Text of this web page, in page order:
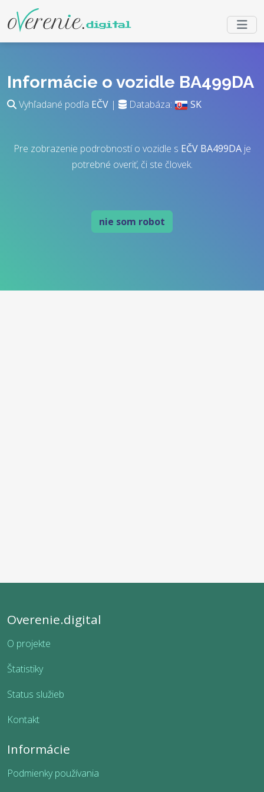
Informácie o vozidle BA499DA
Vyhľadané podľa EČV | Databáza: SK
Pre zobrazenie podrobností o vozidle s EČV BA499DAje
potrebné overiť, či ste človek.
nie som robot
Overenie.digital
O projekte
Štatistiky
Status služieb
Kontakt
Informácie
Podmienky používania